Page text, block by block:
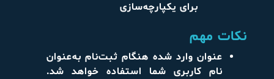
برای یکپارچه‌سازی
نکات مهم
عنوان وارد شده هنگام ثبت‌نام به‌عنوان
نام کاربری شما استفاده خواهد شد.